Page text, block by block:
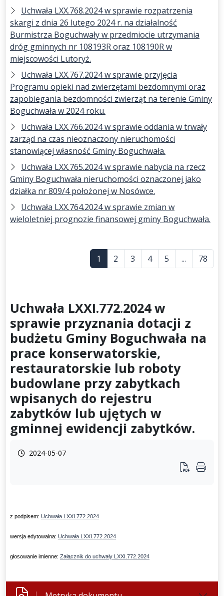
Uchwała LXX.768.2024 w sprawie rozpatrzenia
skargi z dnia 26 lutego 2024 r. na działalność
Burmistrza Boguchwały w przedmiocie utrzymania
dróg gminnych nr 108193R oraz 108190R w
miejscowości Lutoryż.
Uchwała LXX.767.2024 w sprawie przyjęcia
Programu opieki nad zwierzętami bezdomnymi oraz
zapobiegania bezdomności zwierząt na terenie Gminy
Boguchwała w 2024 roku.
Uchwała LXX.766.2024 w sprawie oddania w trwały
zarząd na czas nieoznaczony nieruchomości
stanowiącej własność Gminy Boguchwała.
Uchwała LXX.765.2024 w sprawie nabycia na rzecz
Gminy Boguchwała nieruchomości oznaczonej jako
działka nr 809/4 położonej w Nosówce.
Uchwała LXX.764.2024 w sprawie zmian w
wieloletniej prognozie finansowej gminy Boguchwała.
1 2 3 4 5 ... 78
Uchwała LXXI.772.2024 w
sprawie przyznania dotacji z
budżetu Gminy Boguchwała na
prace konserwatorskie,
restauratorskie lub roboty
budowlane przy zabytkach
wpisanych do rejestru
zabytków lub ujętych w
gminnej ewidencji zabytków.
2024-05-07
z podpisem: Uchwała LXXI.772.2024
wersja edytowalna: Uchwała LXXI.772.2024
głosowanie imienne: Załącznik do uchwały LXXI.772.2024